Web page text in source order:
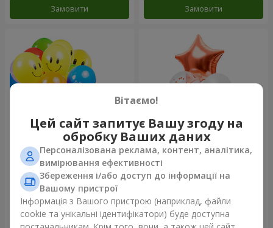
Замовити Замовити
Колекція кульок "Веселий
День Народження" - 3
кульки
Замовити
Фонтан куль “Світ чудес”
Замовити
Вітаємо!
Цей сайт запитує Вашу згоду на
обробку Ваших даних
Персоналізована реклама, контент, аналітика,
вимірювання ефективності
Збереження і/або доступ до інформації на
Вашому пристрої
Інформація з Вашого пристрою (наприклад, файли
cookie та унікальні ідентифікатори) буде доступна